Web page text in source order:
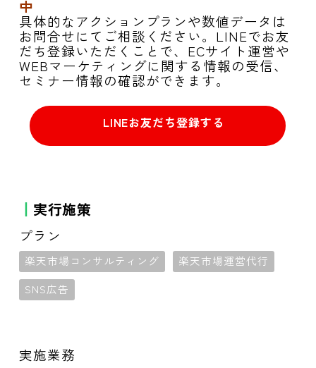
中
具体的なアクションプランや数値データは
お問合せにてご相談ください。LINEでお友
だち登録いただくことで、ECサイト運営や
WEBマーケティングに関する情報の受信、
セミナー情報の確認ができます。
LINEお友だち登録する
実行施策
プラン
楽天市場コンサルティング
楽天市場運営代行
SNS広告
実施業務